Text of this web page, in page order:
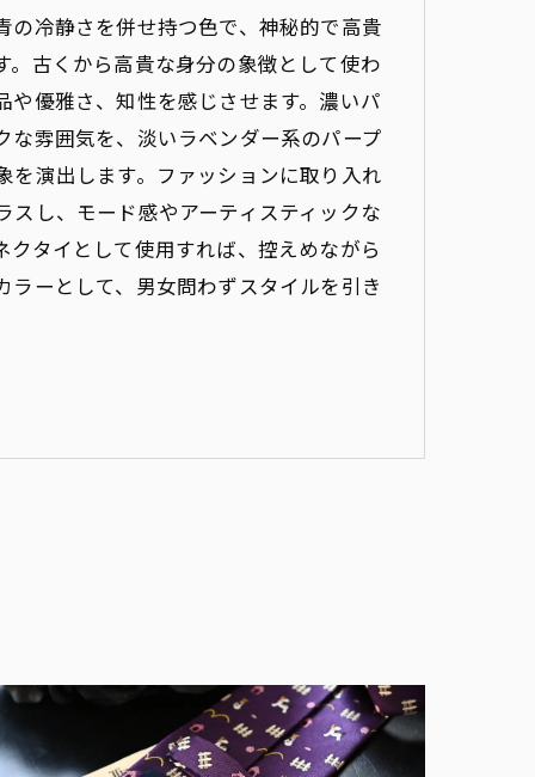
の冷静さを併せ持つ色で、神秘的で高貴
。古くから高貴な身分の象徴として使わ
や優雅さ、知性を感じさせます。濃いパ
な雰囲気を、淡いラベンダー系のパープ
を演出します。ファッションに取り入れ
スし、モード感やアーティスティックな
クタイとして使用すれば、控えめながら
ラーとして、男女問わずスタイルを引き